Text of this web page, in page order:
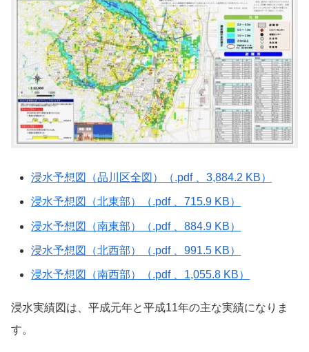
浸水予想図（品川区全図）（.pdf 、3,884.2 KB）
浸水予想図（北東部）（.pdf 、715.9 KB）
浸水予想図（南東部）（.pdf 、884.9 KB）
浸水予想図（北西部）（.pdf 、991.5 KB）
浸水予想図（南西部）（.pdf 、1,055.8 KB）
浸水実績図は、平成元年と平成11年の主な実績になりま
す。